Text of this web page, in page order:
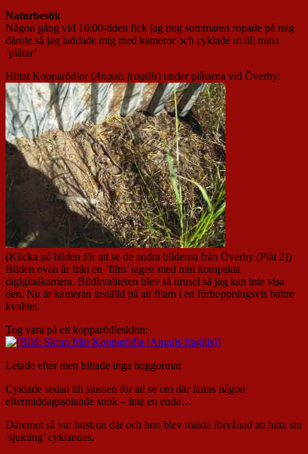
Naturbesök
Någon gång vid 16:00-tiden fick jag nog sommaren ropade på mig
därute så jag laddade mig med kameror och cyklade ut till mina
’plåtar’
Hittat Kopparödlor (Anguis fragilis) under plåtarna vid Överby:
(Klicka på bilden för att se de andra bilderna från Överby (Plåt 2))
Bilden ovan är från en ’film’ tagen med min kompakta
digigitalkamera. Bildkvaliteten blev så urusel så jag kan inte visa
den. Nu är kameran inställd på att filam i en förhoppningsvis bättre
kvalitet.
Tog vara på ett kopparödleskinn:
Letade efter men hittade inga huggormar
Cyklade sedan till slussen för att se om där fanns någon
eftermiddagssolande snok – inte en enda…
Däremot så var hustrun där och hon blev mäkta förvånad att hitta sin
’sjukling’ cyklandes.